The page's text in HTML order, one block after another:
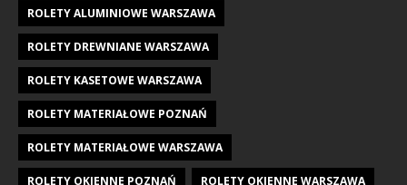
ROLETY ALUMINIOWE WARSZAWA
ROLETY DREWNIANE WARSZAWA
ROLETY KASETOWE WARSZAWA
ROLETY MATERIAŁOWE POZNAŃ
ROLETY MATERIAŁOWE WARSZAWA
ROLETY OKIENNE POZNAŃ ROLETY OKIENNE WARSZAWA